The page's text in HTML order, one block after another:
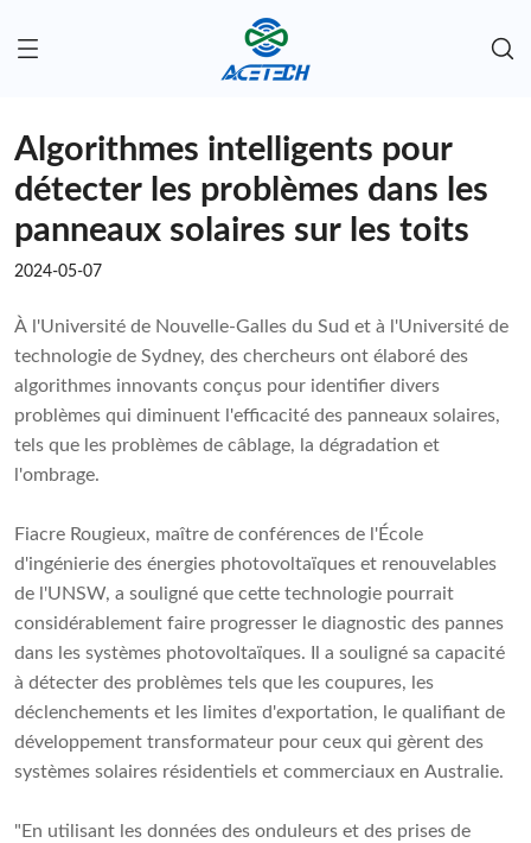
Algorithmes intelligents pour
détecter les problèmes dans les
panneaux solaires sur les toits
2024-05-07
À l'Université de Nouvelle-Galles du Sud et à l'Université de
technologie de Sydney, des chercheurs ont élaboré des
algorithmes innovants conçus pour identifier divers
problèmes qui diminuent l'efficacité des panneaux solaires,
tels que les problèmes de câblage, la dégradation et
l'ombrage.
Fiacre Rougieux, maître de conférences de l'École
d'ingénierie des énergies photovoltaïques et renouvelables
de l'UNSW, a souligné que cette technologie pourrait
considérablement faire progresser le diagnostic des pannes
dans les systèmes photovoltaïques. Il a souligné sa capacité
à détecter des problèmes tels que les coupures, les
déclenchements et les limites d'exportation, le qualifiant de
développement transformateur pour ceux qui gèrent des
systèmes solaires résidentiels et commerciaux en Australie.
"En utilisant les données des onduleurs et des prises de